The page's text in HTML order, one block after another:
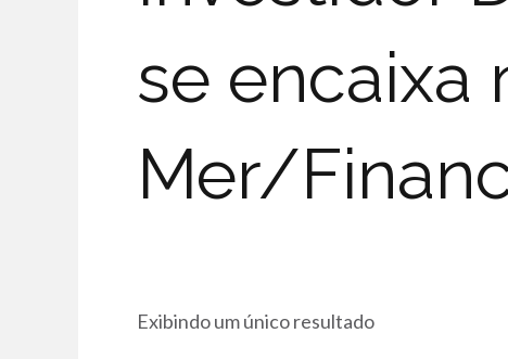
se encaixa
Mer/
Exibindo um único resultado